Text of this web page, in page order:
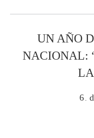
UN AÑO
NACIONAL:
6 .